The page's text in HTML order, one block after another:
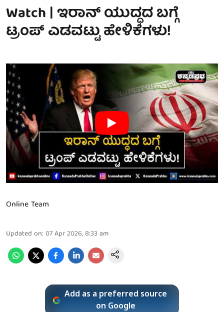
Watch | ಇರಾನ್ ಯುದ್ಧದ ಬಗ್ಗೆ
ಟ್ರಂಪ್ ಎಡವಟ್ಟು ಹೇಳಿಕೆಗಳು!
Online Team
Updated on: 07 Apr 2026, 8:33 am
Add as a preferred source
on Google